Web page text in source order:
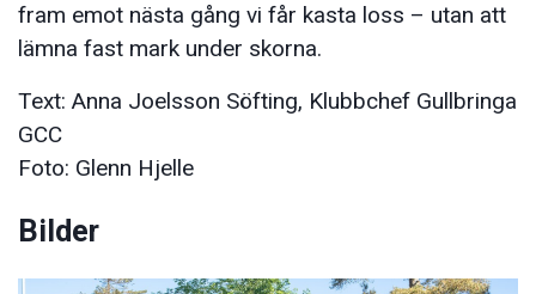
fram emot nästa gång vi får kasta loss – utan att
lämna fast mark under skorna.
Text: Anna Joelsson Söfting, Klubbchef Gullbringa
GCC
Foto: Glenn Hjelle
Bilder